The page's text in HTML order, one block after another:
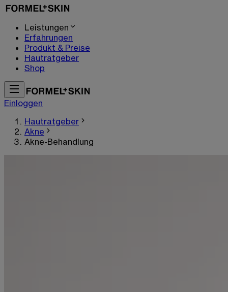
Leistungen
Erfahrungen
Produkt & Preise
Hautratgeber
Shop
Einloggen
Hautratgeber
Akne
Akne-Behandlung